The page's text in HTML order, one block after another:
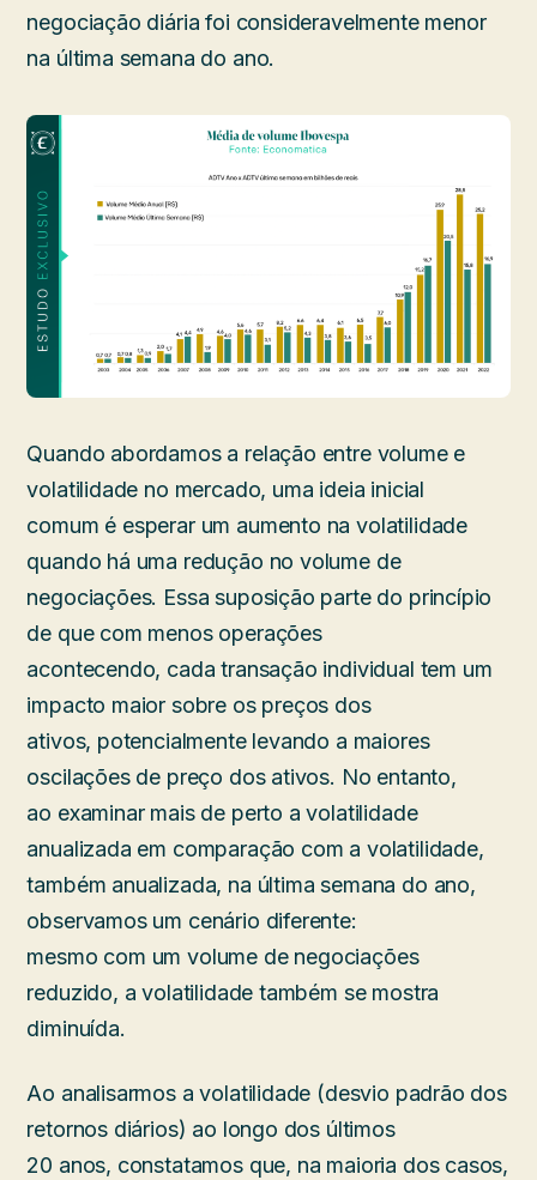
negociação diária foi consideravelmente menor
na última semana do ano.
Quando abordamos a relação entre volume e
volatilidade no mercado, uma ideia inicial
comum é esperar um aumento na volatilidade
quando há uma redução no volume de
negociações. Essa suposição parte do princípio
de que com menos operações
acontecendo, cada transação individual tem um
impacto maior sobre os preços dos
ativos, potencialmente levando a maiores
oscilações de preço dos ativos. No entanto,
ao examinar mais de perto a volatilidade
anualizada em comparação com a volatilidade,
também anualizada, na última semana do ano,
observamos um cenário diferente:
mesmo com um volume de negociações
reduzido, a volatilidade também se mostra
diminuída.
Ao analisarmos a volatilidade (desvio padrão dos
retornos diários) ao longo dos últimos
20 anos, constatamos que, na maioria dos casos,